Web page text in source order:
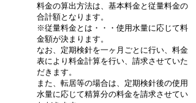
料金の算出方法は、基本料金と従量料金の
合計額となります。
※従量料金とは・・・使用水量に応じて料
金額が決まります。
なお、定期検針を一ヶ月ごとに行い、料金
表により料金計算を行い、請求させていた
だきます。
また、転居等の場合は、定期検針後の使用
水量に応じて精算分の料金を請求させてい